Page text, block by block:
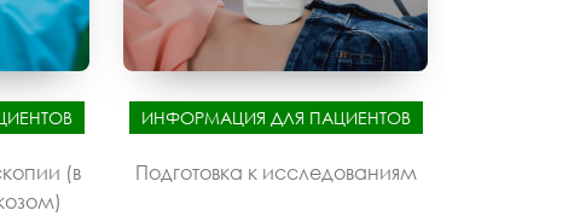
(в
ИНФОРМАЦИЯ ДЛЯ ПАЦИЕНТОВ
Подготовка к исследованиям